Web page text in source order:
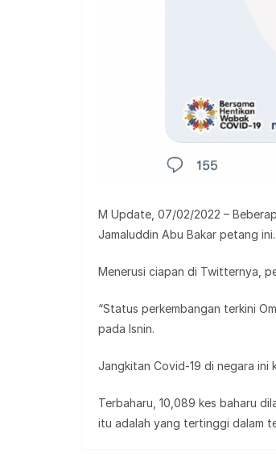
M Update, 07/02/2022 –
Jamaluddin Abu Bakar petang ini.
Menerusi ciapan di Twitternya,
“Status perkembangan terkini
pada Isnin.
Jangkitan Covid-19 di negara ini
Terbaharu, 10,089 kes baharu
itu adalah yang tertinggi dalam